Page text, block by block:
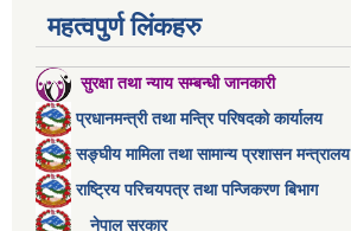
महत्वपुर्ण लिंकहरु
सुरक्षा तथा न्याय सम्बन्धी जानकारी
प्रधानमन्त्री तथा मन्त्रि परिषदको कार्यालय
सङ्घीय मामिला तथा सामान्य प्रशासन मन्त्रालय
राष्ट्रिय परिचयपत्र तथा पन्जिकरण बिभाग
नेपाल सरकार